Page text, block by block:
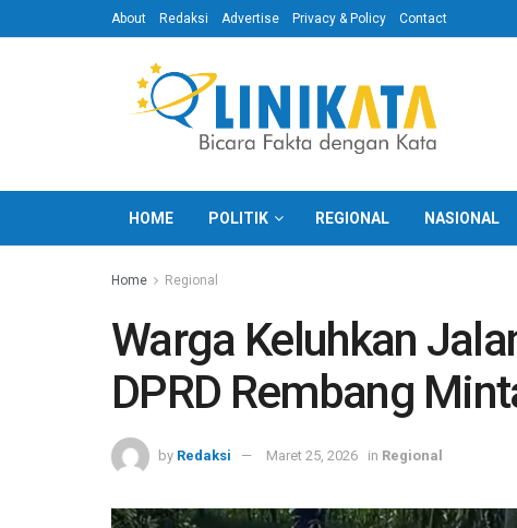
About Redaksi Advertise Privacy & Policy Contact
HOME POLITIK REGIONAL NASIONAL
Home Regional
Warga Keluhkan
DPRD Rembang
by Redaksi Maret 25, 2026 in Regional